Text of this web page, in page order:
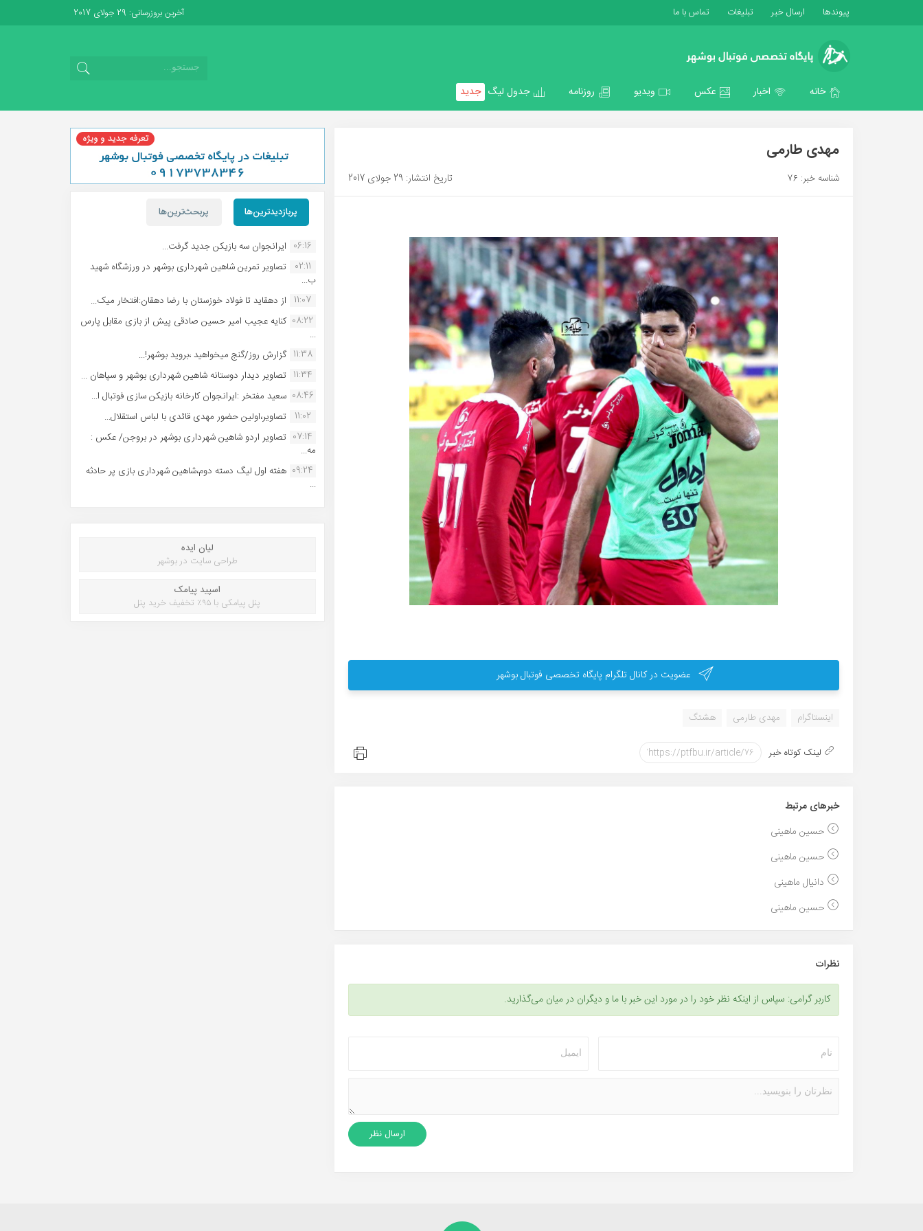
پیوندها ارسال خبر تبلیغات تماس با ما آخرین بروزرسانی: 29 جولای 2017
خانه اخبار عکس ویدیو روزنامه جدول لیگ جدید
مهدی طارمی
شناسه خبر: 76 تاریخ انتشار: 29 جولای 2017
عضویت در کانال تلگرام پایگاه تخصصی فوتبال بوشهر
اینستاگرام مهدی طارمی هشتگ
لینک کوتاه خبر
خبر‌های مرتبط
حسین ماهینی
حسین ماهینی
دانیال ماهینی
حسین ماهینی
نظرات
کاربر گرامی: سپاس از اینکه نظر خود را در مورد این خبر با ما و دیگران در میان می‌گذارید.
پربازدیدترین‌ها پربحث‌ترین‌ها
06:16 ایرانجوان سه بازیکن جدید گرفت...
02:11
تصاویر تمرین شاهین شهردارى بوشهر در ورزشگاه شهید
ب...
11:07 از دهقاید تا فولاد خوزستان با رضا دهقان:افتخار میک...
08:22 کنایه عجیب امیر حسین صادقی پیش از بازی مقابل پارس
...
11:38 گزارش روز/گنج میخواهید ،بروید بوشهر!...
11:34 تصاویر دیدار دوستانه شاهین شهردارى بوشهر و سپاهان ...
08:46 سعید مفتخر :ایرانجوان کارخانه بازیکن سازی فوتبال ا...
11:02
تصاویر،اولین حضور مهدی قائدی با لباس استقلال...
07:14 تصاویر اردو شاهین شهرداری بوشهر در بروجن/ عکس :
مه...
09:24 هفته اول لیگ دسته دوم،شاهین شهرداری بازی پر حادثه
...
لیان ایده
طراحی سایت در بوشهر
اسپید پیامک
پنل پیامکی با ۹۵٪ تخفیف خرید پنل